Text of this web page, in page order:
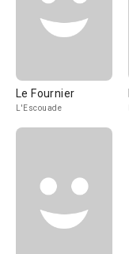
Le Fournier
L'Escouade